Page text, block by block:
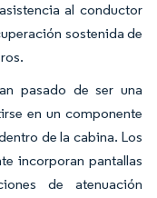
al conductor
sostenida de
pasado de ser una
en un componente
de la cabina. Los
incorporan pantallas
de atenuación